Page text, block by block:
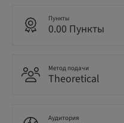
Пункты
0.00 Пункты
Метод подачи
Theoretical
Аудитория